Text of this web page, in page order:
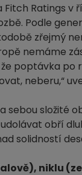
Fitch Ratings
Podle
zřejmý
nemáme
že poptávka
neberu,“
sebou složité
obří
solidností
niklu